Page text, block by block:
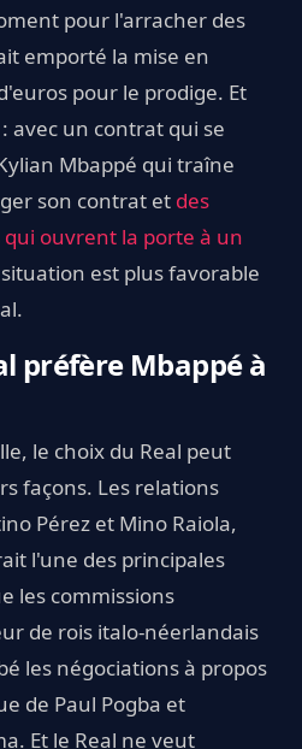
pour l'arracher des
emporté la mise en
pour le prodige. Et
avec un contrat qui se
Mbappé qui traîne
son contrat et des
ouvrent la porte à un
est plus favorable
préfère Mbappé à
le choix du Real peut
façons. Les relations
Pérez et Mino Raiola,
l'une des principales
les commissions
de rois italo-néerlandais
les négociations à propos
de Paul Pogba et
Et le Real ne veut